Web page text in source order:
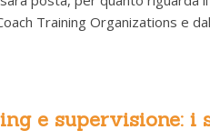
Training Organizations e
e supervisione: i